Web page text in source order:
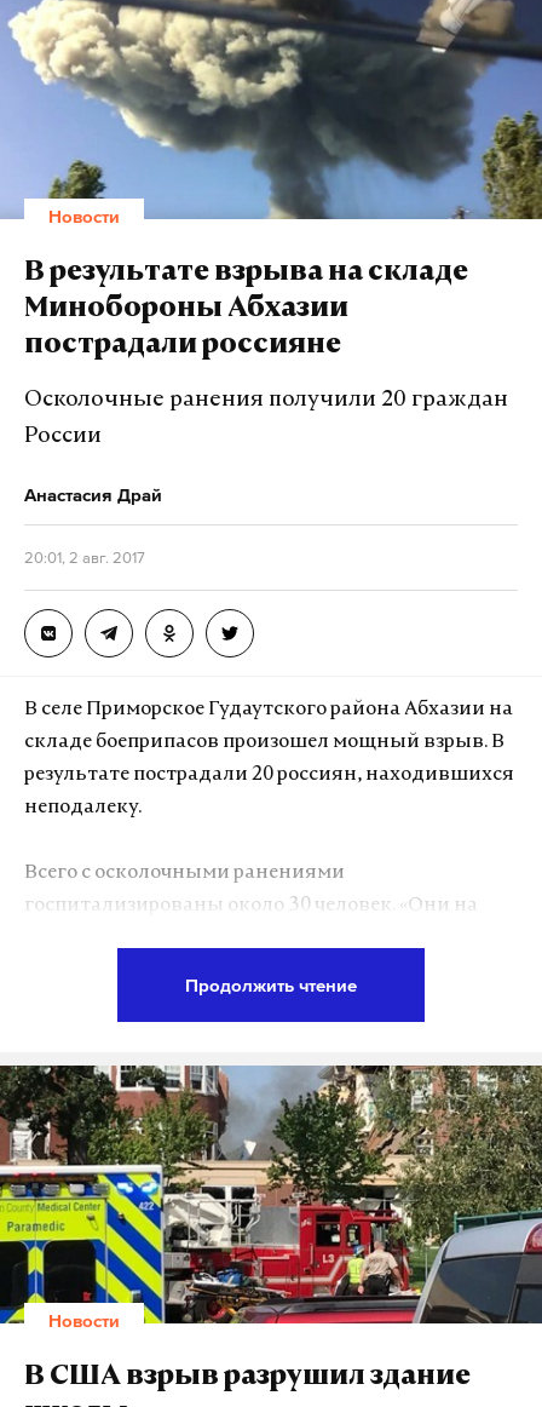
Новости
В результате взрыва на складе
Минобороны Абхазии
пострадали россияне
Осколочные ранения получили 20 граждан
России
Анастасия Драй
20:01, 2 авг. 2017
В селе Приморское Гудаутского района Абхазии на
складе боеприпасов произошел мощный взрыв. В
результате пострадали 20 россиян, находившихся
неподалеку.
Всего с осколочными ранениями
госпитализированы около 30 человек. «Они на
Минздрава Абхазии Рустам Зантария. В
посольстве России подтвердили информацию о
госпитализированных россиянах.
После взрыва на складе произошло возгорание.
Из-за высоких температур продолжают
взрываться боеприпасы. Спасатели не могут
приблизиться к зданию, чтобы ликвидировать
пожар.
Продолжить чтение
Новости
В США взрыв разрушил здание